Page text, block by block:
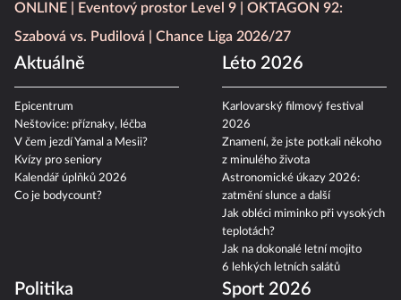
ONLINE
Eventový prostor Level 9
OKTAGON 92:
Szabová vs. Pudilová
Chance Liga 2026/27
Aktuálně
Epicentrum
Neštovice: příznaky, léčba
V čem jezdí Yamal a Mesii?
Kvízy pro seniory
Kalendář úplňků 2026
Co je bodycount?
Léto 2026
Karlovarský filmový festival
2026
Znamení, že jste potkali někoho
z minulého života
Astronomické úkazy 2026:
zatmění slunce a další
Jak obléci miminko při vysokých
teplotách?
Jak na dokonalé letní mojito
6 lehkých letních salátů
Politika Sport 2026